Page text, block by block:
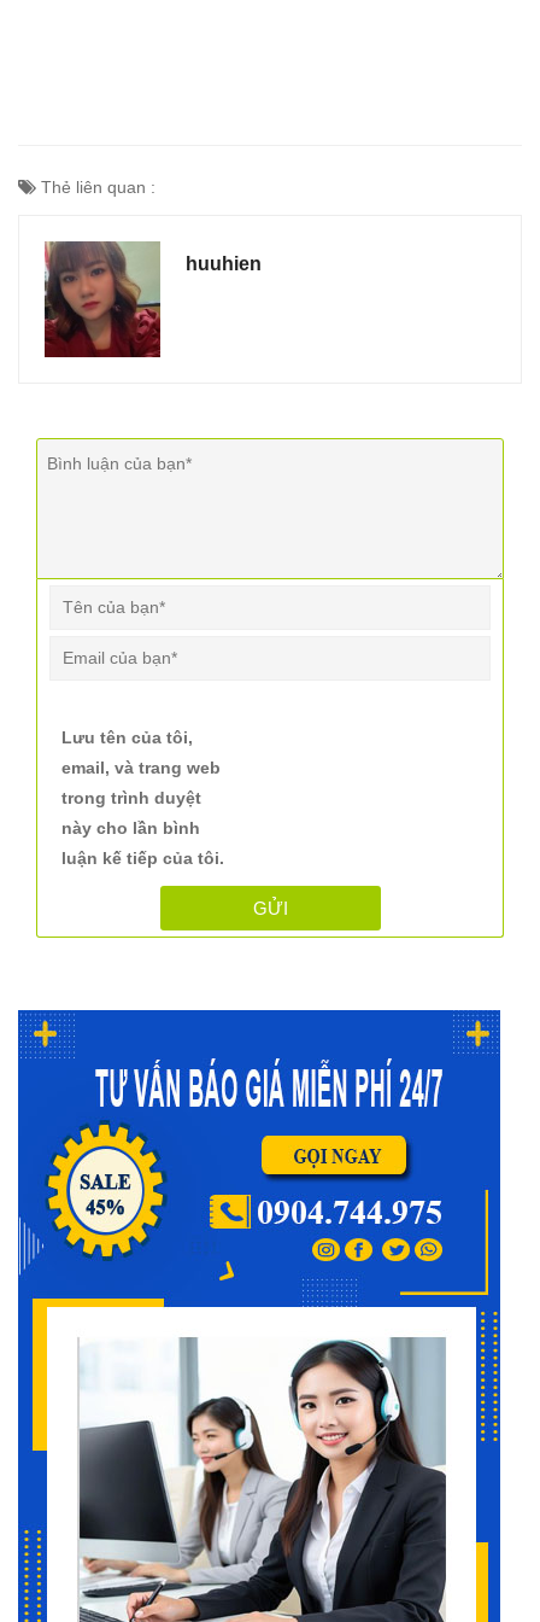
Thẻ liên quan :
huuhien
Lưu tên của tôi,
email, và trang web
trong trình duyệt
này cho lần bình
luận kế tiếp của tôi.